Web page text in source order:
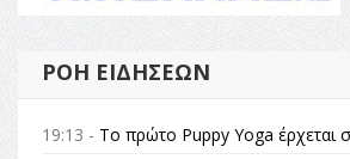
ΡΟΉ ΕΙΔΉΣΕΩΝ
19:13 - Το πρώτο Puppy Yoga έρχεται